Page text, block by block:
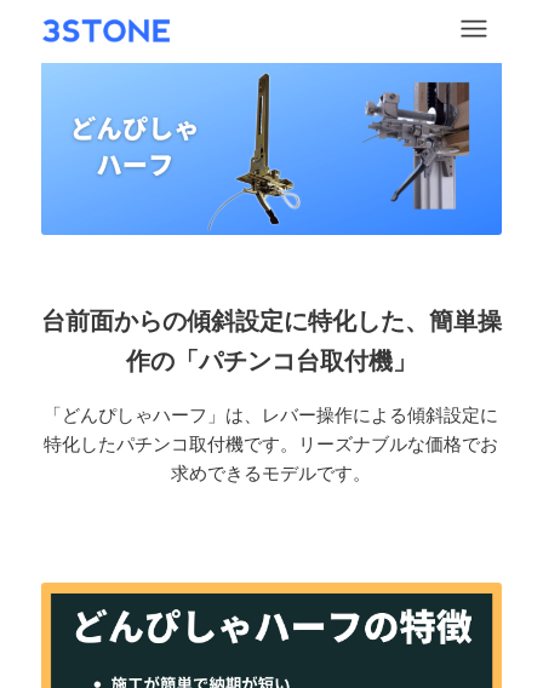
台前面からの傾斜設定に特化した、簡単操
作の「パチンコ台取付機」
「どんぴしゃハーフ」は、レバー操作による傾斜設定に
特化したパチンコ取付機です。リーズナブルな価格でお
求めできるモデルです。